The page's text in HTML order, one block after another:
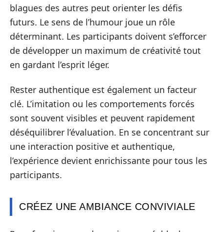
blagues des autres peut orienter les défis
futurs. Le sens de l’humour joue un rôle
déterminant. Les participants doivent s’efforcer
de développer un maximum de créativité tout
en gardant l’esprit léger.
Rester authentique est également un facteur
clé. L’imitation ou les comportements forcés
sont souvent visibles et peuvent rapidement
déséquilibrer l’évaluation. En se concentrant sur
une interaction positive et authentique,
l’expérience devient enrichissante pour tous les
participants.
CRÉEZ UNE AMBIANCE CONVIVIALE